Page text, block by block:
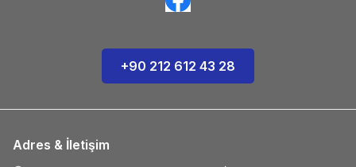
+90 212 612 43 28
Adres & İletişim